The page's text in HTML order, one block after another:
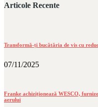
Articole Recente
Transformă-ți bucătăria de vis cu
07/11/2025
Franke achiziționează WESCO,
aerului